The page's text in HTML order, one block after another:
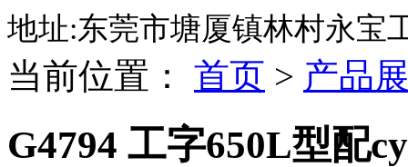
地址:东莞市塘厦镇林村永宝
当前位置： 首页 > 产品
G4794 工字650L型配